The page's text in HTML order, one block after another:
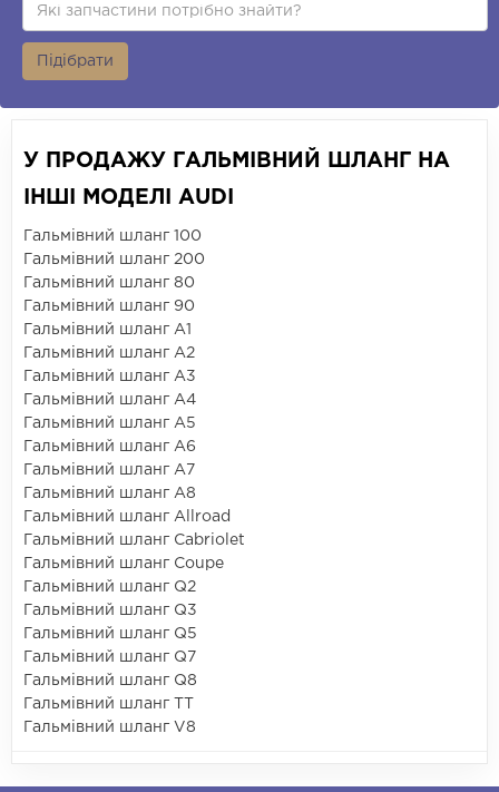
Підібрати
У ПРОДАЖУ ГАЛЬМІВНИЙ ШЛАНГ НА
ІНШІ МОДЕЛІ AUDI
Гальмівний шланг 100
Гальмівний шланг 200
Гальмівний шланг 80
Гальмівний шланг 90
Гальмівний шланг A1
Гальмівний шланг A2
Гальмівний шланг A3
Гальмівний шланг A4
Гальмівний шланг A5
Гальмівний шланг A6
Гальмівний шланг A7
Гальмівний шланг A8
Гальмівний шланг Allroad
Гальмівний шланг Cabriolet
Гальмівний шланг Coupe
Гальмівний шланг Q2
Гальмівний шланг Q3
Гальмівний шланг Q5
Гальмівний шланг Q7
Гальмівний шланг Q8
Гальмівний шланг TT
Гальмівний шланг V8